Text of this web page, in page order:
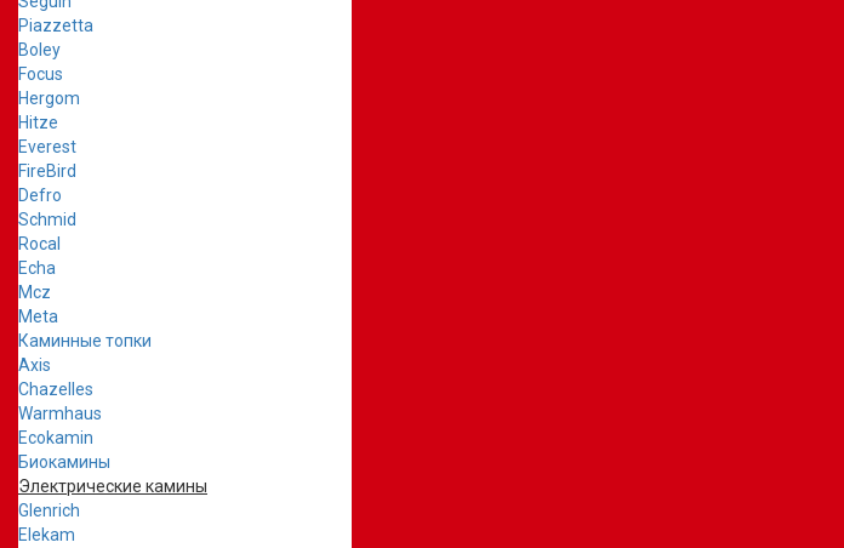
Piazzetta
Boley
Focus
Hergom
Hitze
Everest
FireBird
Defro
Schmid
Rocal
Echa
Mcz
Meta
Каминные топки
Axis
Chazelles
Warmhaus
Ecokamin
Биокамины
Электрические камины
Glenrich
Elekam